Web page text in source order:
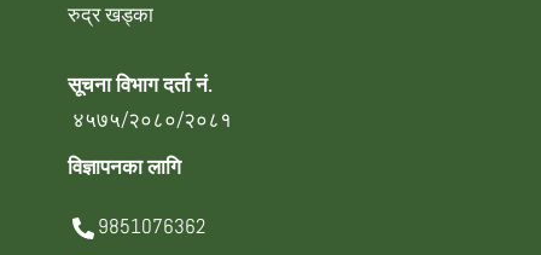
रुद्र खड्का
सूचना विभाग दर्ता नं.
४५७५/२०८०/२०८१
विज्ञापनका लागि
9851076362